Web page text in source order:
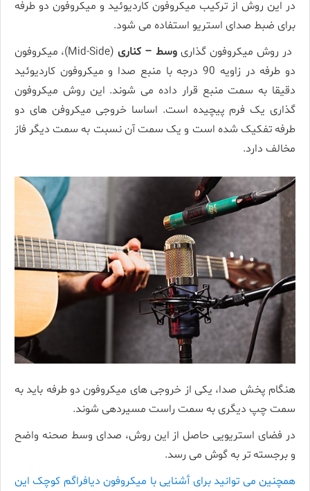
در این روش از ترکیب میکروفون کاردیوئید و میکروفون دو طرفه
برای ضبط صدای استریو استفاده می شود.
در روش میکروفون گذاری وسط – کناری
(Mid-Side)، میکروفون
دو طرفه در زاویه 90 درجه با منبع صدا و میکروفون کاردیوئید
دقیقا به سمت منبع قرار داده می شوند. این روش میکروفون
گذاری یک فرم پیچیده است. اساسا خروجی میکروفن های دو
طرفه تفکیک شده است و یک سمت آن نسبت به سمت دیگر فاز
مخالف دارد.
هنگام پخش صدا، یکی از خروجی های میکروفون دو طرفه باید به
سمت چپ دیگری به سمت راست مسیردهی شوند.
در فضای استریویی حاصل از این روش، صدای وسط صحنه واضح
و برجسته تر به گوش می رسد.
همچنین می توانید برای آَشنایی با میکروفون دیافراگم کوچک این